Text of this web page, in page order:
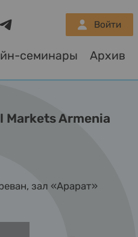
семинары Архив
Войти
Markets Armenia
зал «Арарат»